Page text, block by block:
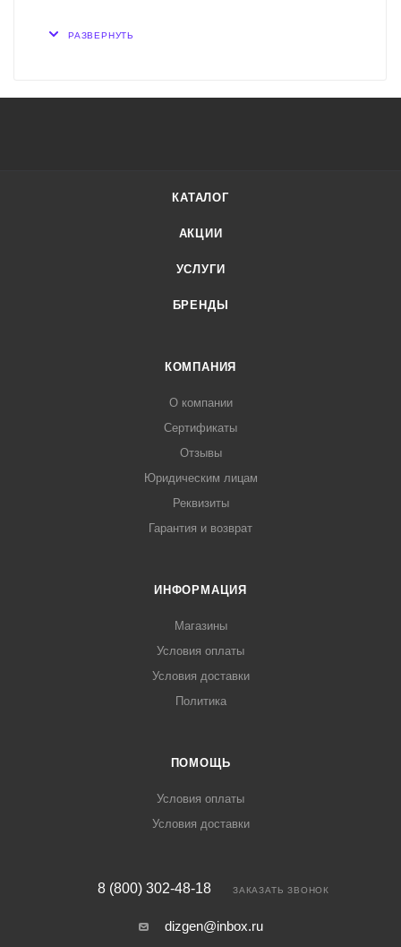
РАЗВЕРНУТЬ
КАТАЛОГ
АКЦИИ
УСЛУГИ
БРЕНДЫ
КОМПАНИЯ
О компании
Сертификаты
Отзывы
Юридическим лицам
Реквизиты
Гарантия и возврат
ИНФОРМАЦИЯ
Магазины
Условия оплаты
Условия доставки
Политика
ПОМОЩЬ
Условия оплаты
Условия доставки
8 (800) 302-48-18 ЗАКАЗАТЬ ЗВОНОК
dizgen@inbox.ru